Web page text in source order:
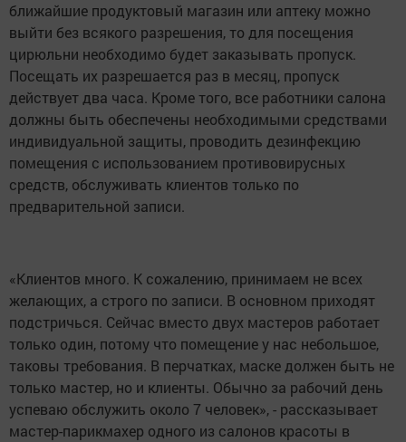
ближайшие продуктовый магазин или аптеку можно
выйти без всякого разрешения, то для посещения
цирюльни необходимо будет заказывать пропуск.
Посещать их разрешается раз в месяц, пропуск
действует два часа. Кроме того, все работники салона
должны быть обеспечены необходимыми средствами
индивидуальной защиты, проводить дезинфекцию
помещения с использованием противовирусных
средств, обслуживать клиентов только по
предварительной записи.
«Клиентов много. К сожалению, принимаем не всех
желающих, а строго по записи. В основном приходят
подстричься. Сейчас вместо двух мастеров работает
только один, потому что помещение у нас небольшое,
таковы требования. В перчатках, маске должен быть не
только мастер, но и клиенты. Обычно за рабочий день
успеваю обслужить около 7 человек», - рассказывает
мастер-парикмахер одного из салонов красоты в